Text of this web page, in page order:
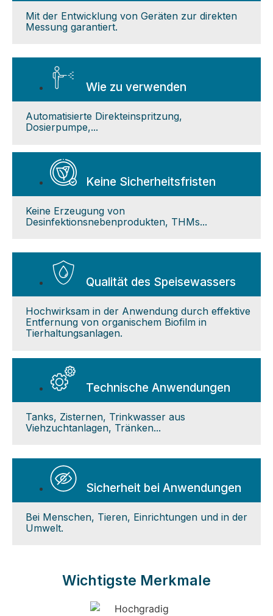
Mit der Entwicklung von Geräten zur direkten
Messung garantiert.
Wie zu verwenden
Automatisierte Direkteinspritzung,
Dosierpumpe,...
Keine Sicherheitsfristen
Keine Erzeugung von
Desinfektionsnebenprodukten, THMs...
Qualität des Speisewassers
Hochwirksam in der Anwendung durch effektive
Entfernung von organischem Biofilm in
Tierhaltungsanlagen.
Technische Anwendungen
Tanks, Zisternen, Trinkwasser aus
Viehzuchtanlagen, Tränken...
Sicherheit bei Anwendungen
Bei Menschen, Tieren, Einrichtungen und in der
Umwelt.
Wichtigste Merkmale